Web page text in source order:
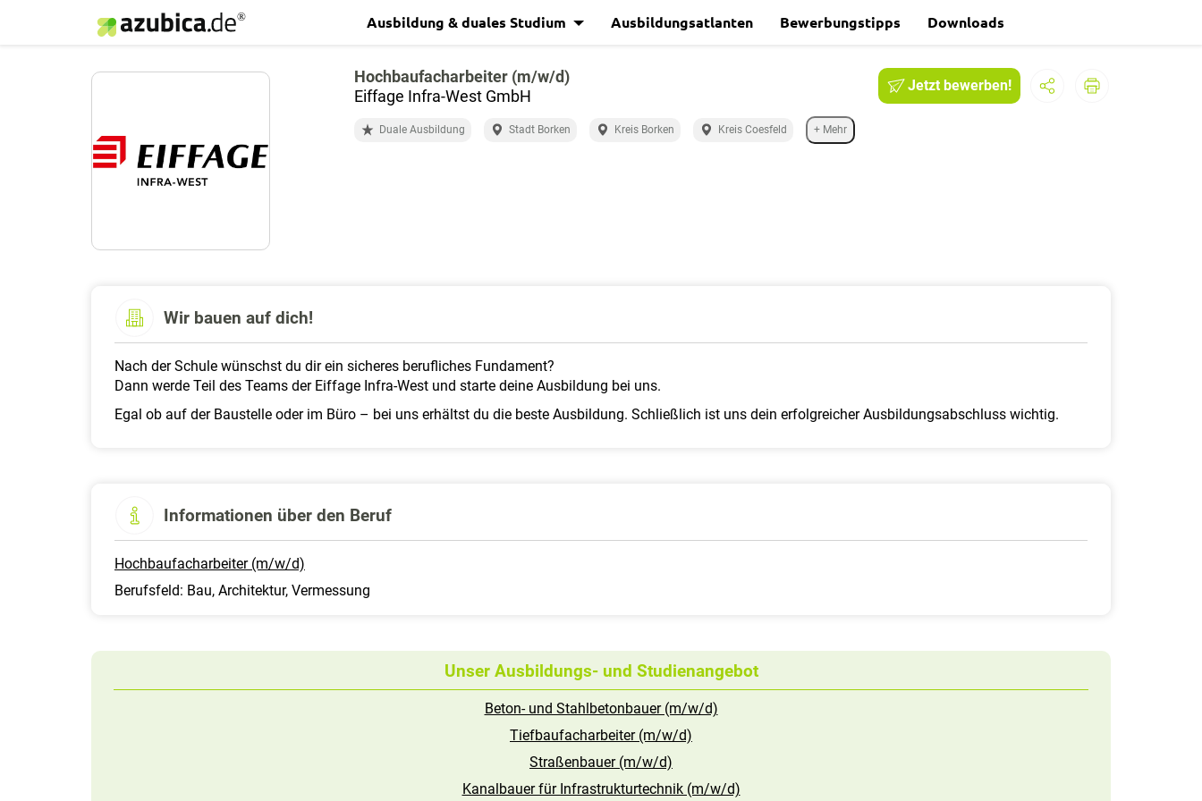
Ausbildung & duales Studium Ausbildungsatlanten Bewerbungstipps Downloads
Hochbaufacharbeiter (m/w/d)
Eiffage Infra-West GmbH
Jetzt bewerben!
Duale Ausbildung Stadt Borken Kreis Borken Kreis Coesfeld + Mehr
Wir bauen auf dich!
Nach der Schule wünschst du dir ein sicheres berufliches Fundament?
Dann werde Teil des Teams der Eiffage Infra-West und starte deine Ausbildung bei uns.
Egal ob auf der Baustelle oder im Büro – bei uns erhältst du die beste Ausbildung. Schließlich ist uns dein erfolgreicher Ausbildungsabschluss wichtig.
Informationen über den Beruf
Hochbaufacharbeiter (m/w/d)
Berufsfeld: Bau, Architektur, Vermessung
Unser Ausbildungs- und Studienangebot
Beton- und Stahlbetonbauer (m/w/d)
Tiefbaufacharbeiter (m/w/d)
Straßenbauer (m/w/d)
Kanalbauer für Infrastrukturtechnik (m/w/d)